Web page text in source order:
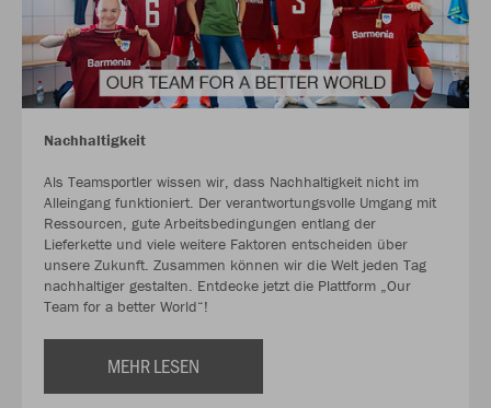
Nachhaltigkeit
Als Teamsportler wissen wir, dass Nachhaltigkeit nicht im
Alleingang funktioniert. Der verantwortungsvolle Umgang mit
Ressourcen, gute Arbeitsbedingungen entlang der
Lieferkette und viele weitere Faktoren entscheiden über
unsere Zukunft. Zusammen können wir die Welt jeden Tag
nachhaltiger gestalten. Entdecke jetzt die Plattform „Our
Team for a better World“!
MEHR LESEN